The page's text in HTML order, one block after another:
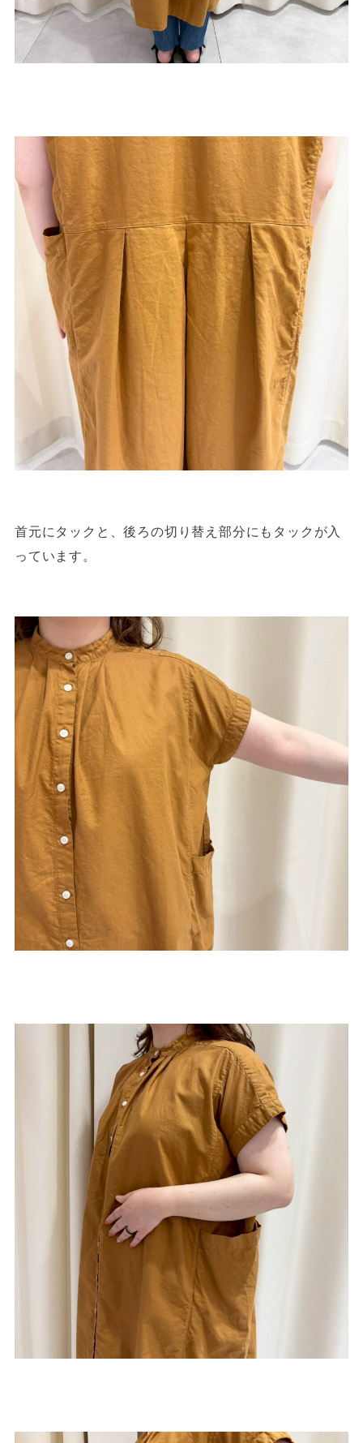
首元にタックと、後ろの切り替え部分にもタックが入
っています。